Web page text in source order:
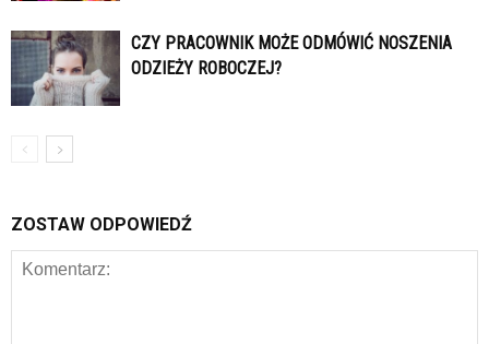
CZY PRACOWNIK MOŻE ODMÓWIĆ NOSZENIA
ODZIEŻY ROBOCZEJ?
ZOSTAW ODPOWIEDŹ